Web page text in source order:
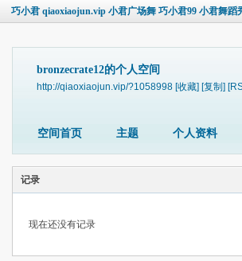
巧小君 qiaoxiaojun.vip 小君广场舞 巧小君99 小君舞蹈
bronzecrate12的个人空间
http://qiaoxiaojun.vip/?1058998 [收藏] [复制]
空间首页 主题 个人资料
记录
现在还没有记录